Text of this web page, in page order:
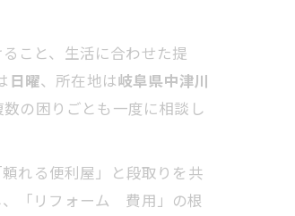
こと、生活に合わせた提
日曜、所在地は岐阜県中津川
の困りごとも一度に相談し
れる便利屋」と段取りを共
、「リフォーム 費用」の根